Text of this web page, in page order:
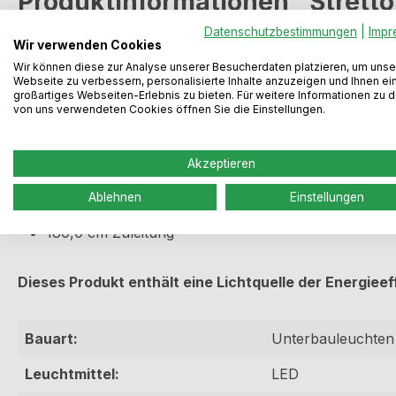
Unterbauleuchtenset mit Alu-Gehäuse ohne sichtbare
2er-Set
Aluminiumgehäuse
Set inkl. Konverter und einer Leuchte mit Schalter
4000 K neutralweiß
85 Lumen/Watt
180,0 cm Zuleitung
Dieses Produkt enthält eine Lichtquelle der
Bauart:
Unterbauleuchten
Leuchtmittel:
LED
Datenschutzbestimmungen
Wir verwenden Cookies
Wir können diese zur Analyse unserer Besucherdaten platzieren, um
Webseite zu verbessern, personalisierte Inhalte anzuzeigen und Ihnen ein
großartiges Webseiten-Erlebnis zu bieten. Für weitere Informationen zu
von uns verwendeten Cookies öffnen Sie die Einstellungen.
Akzeptieren
Ablehnen Einstellungen